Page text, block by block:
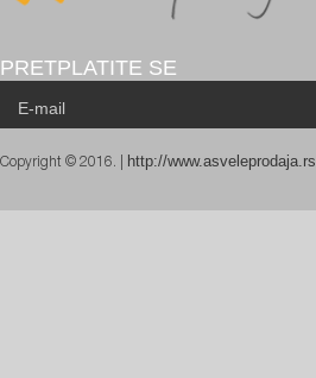
PRETPLATITE SE
Copyright © 2016. | http://www.asveleprodaja.rs